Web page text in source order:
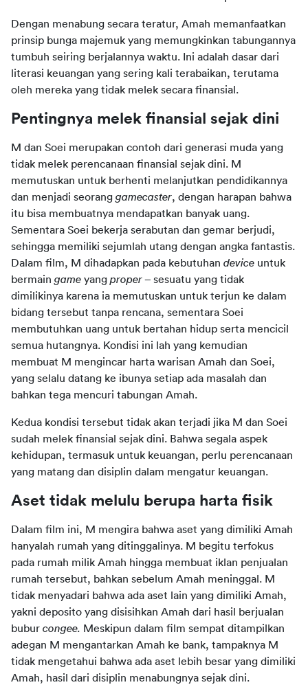
Dengan menabung secara teratur, Amah memanfaatkan
prinsip bunga majemuk yang memungkinkan tabungannya
tumbuh seiring berjalannya waktu. Ini adalah dasar dari
literasi keuangan yang sering kali terabaikan, terutama
oleh mereka yang tidak melek secara finansial.
Pentingnya melek finansial sejak dini
M dan Soei merupakan contoh dari generasi muda yang
tidak melek perencanaan finansial sejak dini. M
memutuskan untuk berhenti melanjutkan pendidikannya
dan menjadi seorang gamecaster, dengan harapan bahwa
itu bisa membuatnya mendapatkan banyak uang.
Sementara Soei bekerja serabutan dan gemar berjudi,
sehingga memiliki sejumlah utang dengan angka fantastis.
Dalam film, M dihadapkan pada kebutuhan device untuk
bermain game yang proper – sesuatu yang tidak
dimilikinya karena ia memutuskan untuk terjun ke dalam
bidang tersebut tanpa rencana, sementara Soei
membutuhkan uang untuk bertahan hidup serta mencicil
semua hutangnya. Kondisi ini lah yang kemudian
membuat M mengincar harta warisan Amah dan Soei,
yang selalu datang ke ibunya setiap ada masalah dan
bahkan tega mencuri tabungan Amah.
Kedua kondisi tersebut tidak akan terjadi jika M dan Soei
sudah melek finansial sejak dini. Bahwa segala aspek
kehidupan, termasuk untuk keuangan, perlu perencanaan
yang matang dan disiplin dalam mengatur keuangan.
Aset tidak melulu berupa harta fisik
Dalam film ini, M mengira bahwa aset yang dimiliki Amah
hanyalah rumah yang ditinggalinya. M begitu terfokus
pada rumah milik Amah hingga membuat iklan penjualan
rumah tersebut, bahkan sebelum Amah meninggal. M
tidak menyadari bahwa ada aset lain yang dimiliki Amah,
yakni deposito yang disisihkan Amah dari hasil berjualan
bubur congee. Meskipun dalam film sempat ditampilkan
adegan M mengantarkan Amah ke bank, tampaknya M
tidak mengetahui bahwa ada aset lebih besar yang dimiliki
Amah, hasil dari disiplin menabungnya sejak dini.